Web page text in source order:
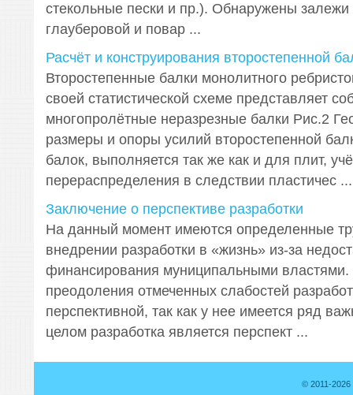
стекольные пески и пр.). Обнаружены залежи
глауберовой и повар ...
Расчёт и конструирования второстепенной
Второстепенные балки монолитного
своей статистической схеме представляет
многопролётные неразрезные балки Рис.2
размеры и опоры усилий второстепенной
балок, выполняется так же как и для плит,
перераспределения в следствии пластичес ...
Заключение о перспективе разработки
На данный момент имеются определенные
внедрении разработки в «жизнь» из-за
финансирования муниципальными властями.
преодоления отмеченных слабостей
перспективной, так как у нее имеется ряд
целом разработка является перспект ...
© 2011-2026